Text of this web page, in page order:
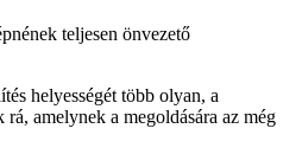
teljesen önvezető
helyességét több olyan, a
amelynek a megoldására az még